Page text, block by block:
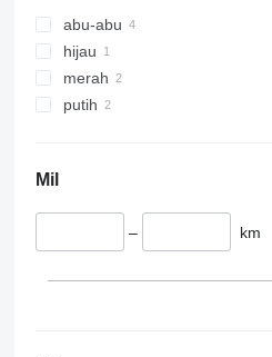
abu-abu
hijau
merah
putih
Mil
– km